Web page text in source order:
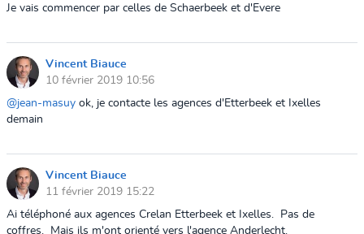
Je vais commencer par celles de Schaerbeek et d'Evere
Vincent Biauce
10 février 2019 10:56
@jean-masuy ok, je contacte les agences d'Etterbeek et Ixelles
demain
Vincent Biauce
11 février 2019 15:22
Ai téléphoné aux agences Crelan Etterbeek et Ixelles. Pas de
coffres. Mais ils m'ont orienté vers l'agence Anderlecht.